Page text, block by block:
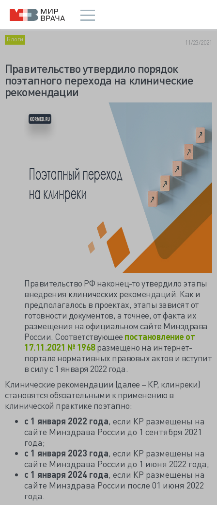
Блоги 11/23/2021
Правительство утвердило порядок
поэтапного перехода на клинические
рекомендации
Правительство РФ наконец-то утвердило этапы
внедрения клинических рекомендаций. Как и
предполагалось в проектах, этапы зависят от
готовности документов, а точнее, от факта их
размещения на официальном сайте Минздрава
России. Соответствующее постановление от
17.11.2021 № 1968размещено на интернет-
портале нормативных правовых актов и вступит
в силу с 1 января 2022 года.
Клинические рекомендации (далее – КР, клинреки)
становятся обязательными к применению в
клинической практике поэтапно:
с 1 января 2022 года, если КР размещены на
сайте Минздрава России до 1 сентября 2021
года;
с 1 января 2023 года, если КР размещены на
сайте Минздрава России до 1 июня 2022 года;
с 1 января 2024 года, если КР размещены на
сайте Минздрава России после 01 июня 2022
года.